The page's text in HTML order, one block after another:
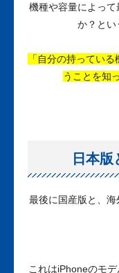
機種や容量によっ
か？とい
「自分の持ってい
うことを知
日本
最後に国産版と、海
これはiPhoneのモ